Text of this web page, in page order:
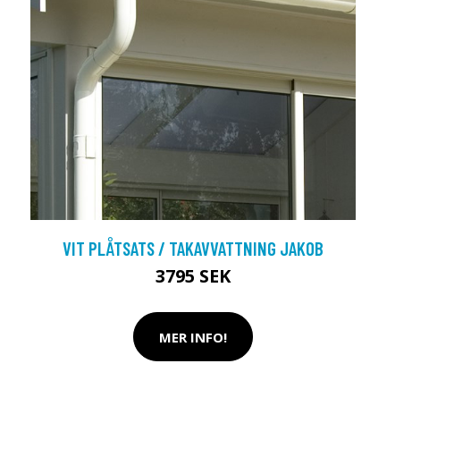
VIT PLÅTSATS / TAKAVVATTNING JAKOB
3795 SEK
MER INFO!